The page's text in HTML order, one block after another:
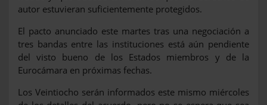
autor estuvieran suficientemente protegidos.
El pacto anunciado este martes tras una negociación a
tres bandas entre las instituciones está aún pendiente
del visto bueno de los Estados miembros y de la
Eurocámara en próximas fechas.
Los Veintiocho serán informados este mismo miércoles